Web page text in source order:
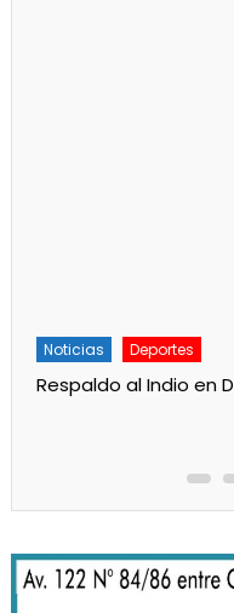
Noticias Deportes
Respaldo al Indio en